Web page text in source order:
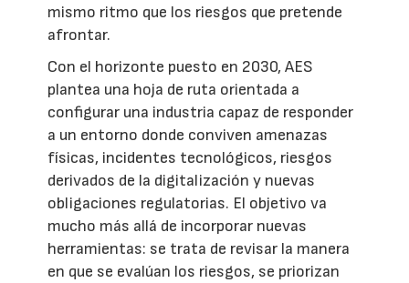
mismo ritmo que los riesgos que pretende
afrontar.
Con el horizonte puesto en 2030, AES
plantea una hoja de ruta orientada a
configurar una industria capaz de responder
a un entorno donde conviven amenazas
físicas, incidentes tecnológicos, riesgos
derivados de la digitalización y nuevas
obligaciones regulatorias. El objetivo va
mucho más allá de incorporar nuevas
herramientas: se trata de revisar la manera
en que se evalúan los riesgos, se priorizan